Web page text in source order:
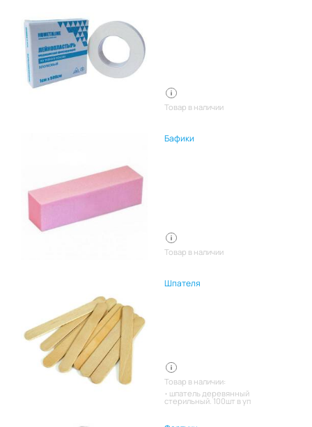
Товар в наличии
Бафики
Товар в наличии
Шпателя
Товар в наличии:
шпатель деревянный
стерильный. 100шт в уп